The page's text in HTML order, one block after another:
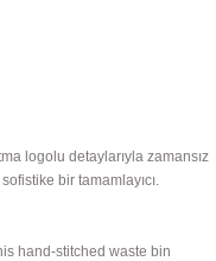
logolu detaylarıyla zamansız
bir tamamlayıcı.
hand-stitched waste bin